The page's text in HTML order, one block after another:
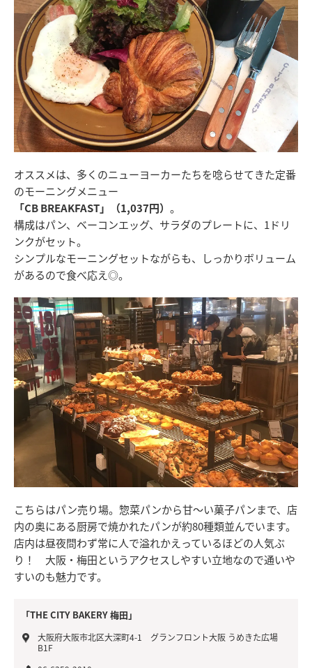
オススメは、多くのニューヨーカーたちを唸らせてきた定番
のモーニングメニュー
「CB BREAKFAST」（1,037円） 。
構成はパン、ベーコンエッグ、サラダのプレートに、1ドリ
ンクがセット。
シンプルなモーニングセットながらも、しっかりボリューム
があるので食べ応え◎。
こちらはパン売り場。惣菜パンから甘～い菓子パンまで、店
内の奥にある厨房で焼かれたパンが約80種類並んでいます。
店内は昼夜問わず常に人で溢れかえっているほどの人気ぶ
り！ 大阪・梅田というアクセスしやすい立地なので通いや
すいのも魅力です。
「THE CITY BAKERY 梅田」
大阪府大阪市北区大深町4-1 グランフロント大阪 うめきた広場
B1F